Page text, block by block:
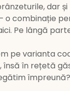
dar
o combinație
Pe lângă
pe varianta
în rețetă
împreună?